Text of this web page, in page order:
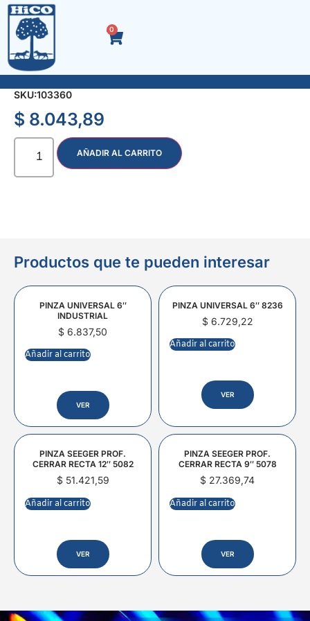
0
REGATON INTERIOR CUAD. 30 x 30 x 100 u.
SKU:103360
$ 8.043,89
AÑADIR AL CARRITO
Productos que te pueden interesar
PINZA UNIVERSAL 6″
INDUSTRIAL
$ 6.837,50
Añadir al carrito
VER
PINZA UNIVERSAL 6″ 8236
$6.729,22
Añadir al carrito
VER
PINZA SEEGER PROF.
CERRAR RECTA 12″ 5082
$51.421,59
Añadir al carrito
VER
PINZA SEEGER PROF.
CERRAR RECTA 9″ 5078
$ 27.369,74
Añadir al carrito
VER